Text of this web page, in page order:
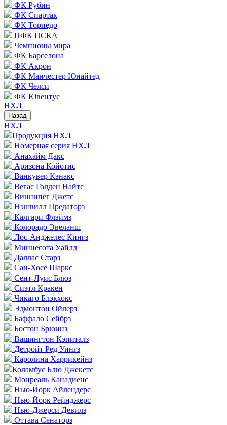
ФК Рубин
ФК Спартак
ФК Торпедо
ПФК ЦСКА
Чемпионы мира
ФК Барселона
ФК Акрон
ФК Манчестер Юнайтед
ФК Челси
ФК Ювентус
НХЛ
Назад
НХЛ
Продукция НХЛ
Номерная серия НХЛ
Анахайм Дакс
Аризона Койотис
Ванкувер Кэнакс
Вегас Голден Найтс
Виннипег Джетс
Нэшвилл Предаторз
Калгари Флэймз
Колорадо Эвеланш
Лос-Анджелес Кингз
Миннесота Уайлд
Даллас Старз
Сан-Хосе Шаркс
Сент-Луис Блюз
Сиэтл Кракен
Чикаго Блэкхокс
Эдмонтон Ойлерз
Баффало Сейбрз
Бостон Брюинз
Вашингтон Кэпиталз
Детройт Ред Уингз
Каролина Харрикейнз
Коламбус Блю Джекетс
Монреаль Канадиенс
Нью-Йорк Айлендерс
Нью-Йорк Рейнджерс
Нью-Джерси Девилз
Оттава Сенаторз